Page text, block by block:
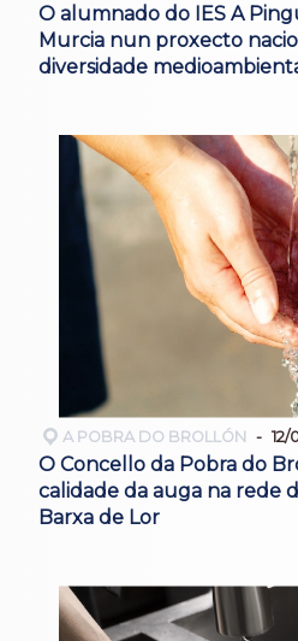
O alumnado do IES A
Murcia nun proxecto
diversidade
A POBRA DO BROLLÓN 12/
O Concello da Pobra do
calidade da auga na rede
Barxa de Lor